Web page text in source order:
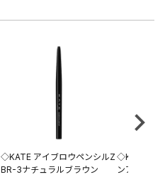
◇KATE アイブロウペンシルZ
BR-3ナチュラルブラウン
◇KATE ラ
ンアイブロ